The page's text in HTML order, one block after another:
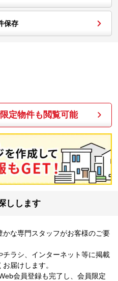
保存
定物件も閲覧可能
しします
な専門スタッフがお客様のご要
ラシ、インターネット等に掲載
届けします。
会員登録も完了し、会員限定